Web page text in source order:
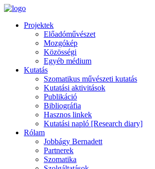
Projektek
Előadóművészet
Mozgókép
Közösségi
Egyéb médium
Kutatás
Szomatikus művészeti kutatás
Kutatási aktivitások
Publikáció
Bibliográfia
Hasznos linkek
Kutatási napló [Research diary]
Rólam
Jobbágy Bernadett
Partnerek
Szomatika